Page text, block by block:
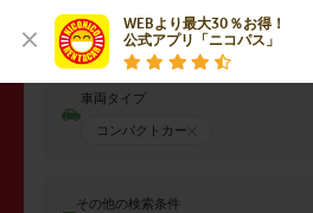
WEBより最大30％お得！
公式アプリ「ニコパス」
2026年08月11日 (火) 05:00
車両タイプ
コンパクトカー
その他の検索条件